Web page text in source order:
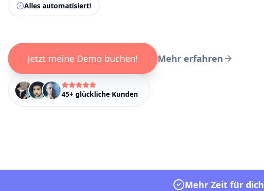
Alles automatisiert!
Jetzt meine Demo buchen! Mehr erfahren
45+ glückliche Kunden
Mehr Zeit für dich